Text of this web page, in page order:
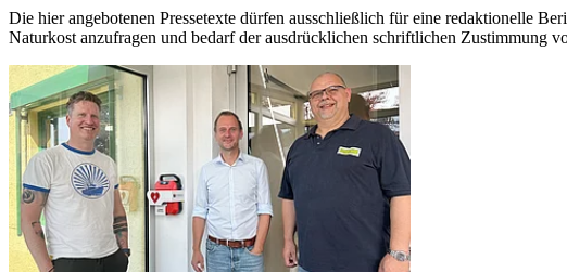
Die hier angebotenen Pressetexte dürfen ausschließlich für eine redaktionelle
Naturkost anzufragen und bedarf der ausdrücklichen schriftlichen Zustimmung